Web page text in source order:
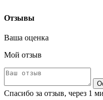
Отзывы
Ваша оценка
Мой отзыв
Спасибо за отзыв, через 1